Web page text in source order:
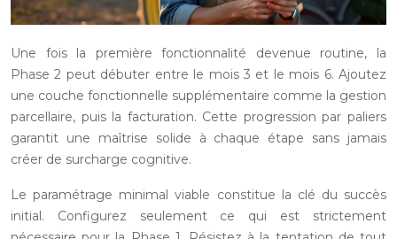
Une fois la première fonctionnalité devenue routine, la
Phase 2 peut débuter entre le mois 3 et le mois 6. Ajoutez
une couche fonctionnelle supplémentaire comme la gestion
parcellaire, puis la facturation. Cette progression par paliers
garantit une maîtrise solide à chaque étape sans jamais
créer de surcharge cognitive.
Le paramétrage minimal viable constitue la clé du succès
initial. Configurez seulement ce qui est strictement